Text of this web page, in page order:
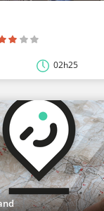
02h25